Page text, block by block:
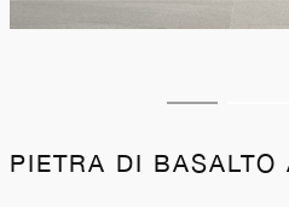
PIETRA DI BASALTO